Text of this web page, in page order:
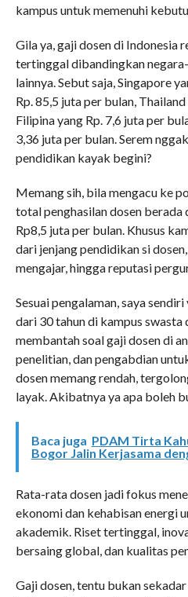
kampus untuk memenuhi
Gila ya, gaji dosen di Indonesia
tertinggal dibandingkan
lainnya. Sebut saja, Singapore
Rp. 85,5 juta per bulan,
Filipina yang Rp. 7,6 juta per
3,36 juta per bulan. Serem
pendidikan kayak begini?
Memang sih, bila mengacu ke
total penghasilan dosen berada
Rp8,5 juta per bulan. Khusus
dari jenjang pendidikan si
mengajar, hingga reputasi
Sesuai pengalaman, saya
dari 30 tahun di kampus swasta
membantah soal gaji dosen di
penelitian, dan pengabdian
dosen memang rendah,
layak. Akibatnya ya apa boleh
Baca juga PDAM Tirta
Bogor Jalin Kerjasama
Rata-rata dosen jadi fokus
ekonomi dan kehabisan energi
akademik. Riset tertinggal,
bersaing global, dan kualitas
Gaji dosen, tentu bukan